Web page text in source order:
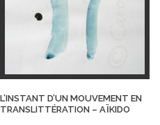
L’INSTANT D’UN MOUVEMENT EN
TRANSLITTÉRATION – AÏKIDO